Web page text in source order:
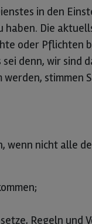
in den
Die
oder
denn, wir sind
werden, stimmen
wenn nicht alle
Regeln und